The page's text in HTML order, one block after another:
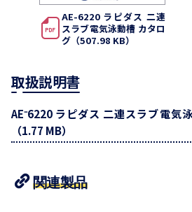
AE-6220 ラピダス 二連
スラブ電気泳動槽 カタロ
グ（507.98 KB）
取扱説明書
AE⁻6220 ラピダス 二連スラブ電
（1.77 MB）
関連製品